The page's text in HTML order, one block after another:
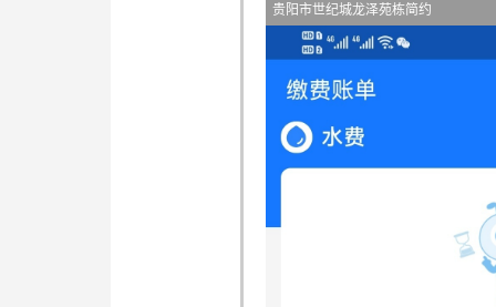
贵阳市世纪城龙泽苑栋简约